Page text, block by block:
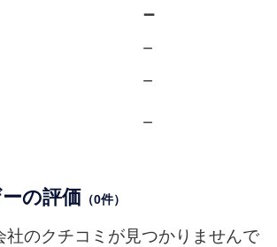
－
－
－
－
の評価 （0件）
社のクチコミが見つかりませんで